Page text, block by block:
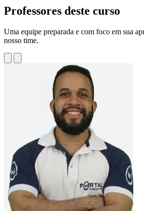
Professores deste curso
Uma equipe preparada e com foco em sua
nosso time.